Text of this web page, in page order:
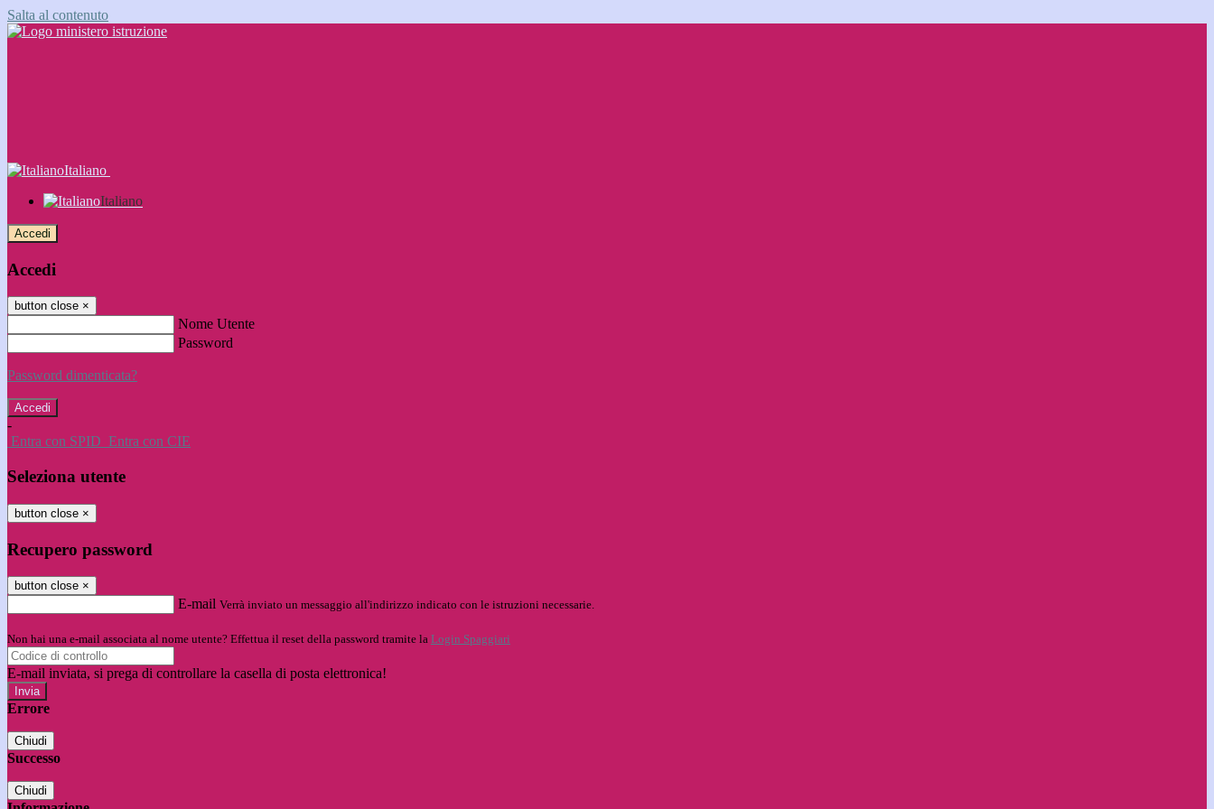
Salta al contenuto
Italiano
Italiano
Accedi
Accedi
button close ×
Nome Utente
Password
Password dimenticata?
-
Entra con SPID Entra con CIE
Seleziona utente
button close ×
Recupero password
button close ×
E-mail Verrà inviato un messaggio all'indirizzo indicato con le istruzioni necessarie.
Non hai una e-mail associata al nome utente? Effettua il reset della password tramite la Login Spaggiari
E-mail inviata, si prega di controllare la casella di posta elettronica!
Errore
Chiudi
Successo
Chiudi